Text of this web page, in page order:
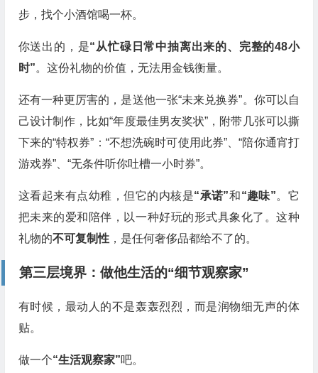
步，找个小酒馆喝一杯。
你送出的，是“从忙碌日常中抽离出来的、完整的48小
时”。这份礼物的价值，无法用金钱衡量。
还有一种更厉害的，是送他一张“未来兑换券”。你可以自
己设计制作，比如“年度最佳男友奖状”，附带几张可以撕
下来的“特权券”：“不想洗碗时可使用此券”、“陪你通宵打
游戏券”、“无条件听你吐槽一小时券”。
这看起来有点幼稚，但它的内核是“承诺”和“趣味”。它
把未来的爱和陪伴，以一种好玩的形式具象化了。这种
礼物的不可复制性，是任何奢侈品都给不了的。
第三层境界：做他生活的“细节观察家”
有时候，最动人的不是轰轰烈烈，而是润物细无声的体
贴。
做一个“生活观察家”吧。